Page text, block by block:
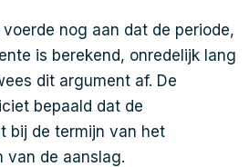
nog aan dat de periode,
is berekend, onredelijk lang
dit argument af. De
bepaald dat de
bij de termijn van het
van de aanslag.